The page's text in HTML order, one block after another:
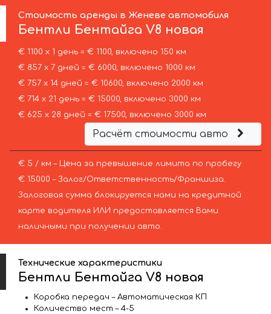
Стоимость аренды в Женеве автомобиля
Бентли Бентайга V8 новая
€ 1100 х 1 день = € 1100, включено 150 км
€ 857 х 7 дней = € 6000, включено 1000 км
€ 757 х 14 дней = € 10600, включено 2000 км
€ 714 х 21 день = € 15000, включено 3000 км
€ 625 х 28 дней = € 17500, включено 3000 км
Расчёт стоимости авто
€ 5 / км – Цена за превышение лимита по пробегу
€ 15000 – Залог/Ответственность/Франшиза.
Залоговая сумма блокируется нами на кредитной
карте водителя ИЛИ предоставляется Вами
наличными при получении авто.
Технические характеристики
Бентли Бентайга V8 новая
Коробка передач – Автоматическая КП
Количество мест – 4-5